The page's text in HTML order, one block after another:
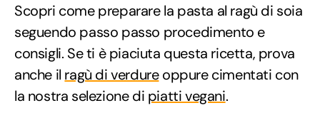
Scopri come preparare la pasta al ragù di soia
seguendo passo passo procedimento e
consigli. Se ti è piaciuta questa ricetta, prova
anche il ragù di verdureoppure cimentati con
la nostra selezione di piatti vegani.